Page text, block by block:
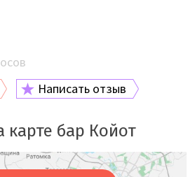
Написать отзыв
карте бар Койот